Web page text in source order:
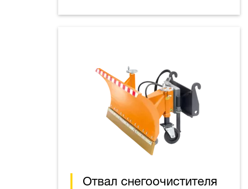
Отвал снегоочистителя